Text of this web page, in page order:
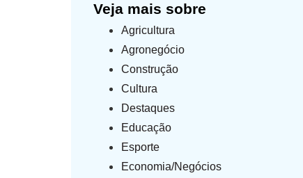
Veja mais sobre
Agricultura
Agronegócio
Construção
Cultura
Destaques
Educação
Esporte
Economia/Negócios